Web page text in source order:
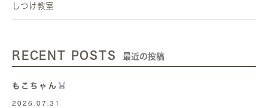
しつけ教室
RECENT POSTS 最近の投稿
もこちゃん
2026.07.31